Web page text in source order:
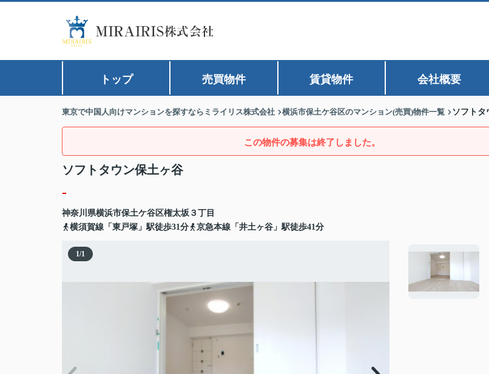
トップ 売買物件 賃貸物件 会社概要
東京で中国人向けマンションを探すならミライリス株式会社 横浜市保土ケ谷区のマンション(売買)物件一覧 ソフトタ
この物件の募集は終了しました。
ソフトタウン保土ヶ谷
-
神奈川県横浜市保土ケ谷区権太坂 ３丁目
横須賀線「東戸塚」駅徒歩31分
京急本線「井土ヶ谷」駅徒歩41分
1/1